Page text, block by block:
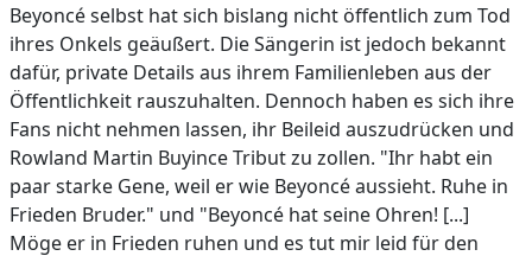
Beyoncé selbst hat sich bislang nicht öffentlich zum Tod
ihres Onkels geäußert. Die Sängerin ist jedoch bekannt
dafür, private Details aus ihrem Familienleben aus der
Öffentlichkeit rauszuhalten. Dennoch haben es sich ihre
Fans nicht nehmen lassen, ihr Beileid auszudrücken und
Rowland Martin Buyince Tribut zu zollen. "Ihr habt ein
paar starke Gene, weil er wie Beyoncé aussieht. Ruhe in
Frieden Bruder." und "Beyoncé hat seine Ohren! [...]
Möge er in Frieden ruhen und es tut mir leid für den